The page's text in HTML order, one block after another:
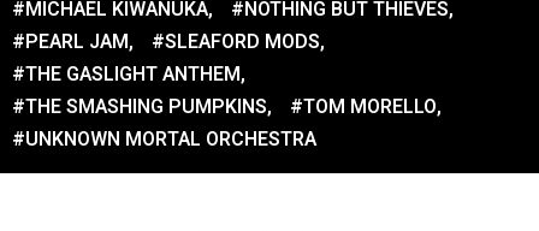
#MICHAEL KIWANUKA, #NOTHING BUT THIEVES,
#PEARL JAM, #SLEAFORD MODS,
#THE GASLIGHT ANTHEM,
#THE SMASHING PUMPKINS, #TOM MORELLO,
#UNKNOWN MORTAL ORCHESTRA